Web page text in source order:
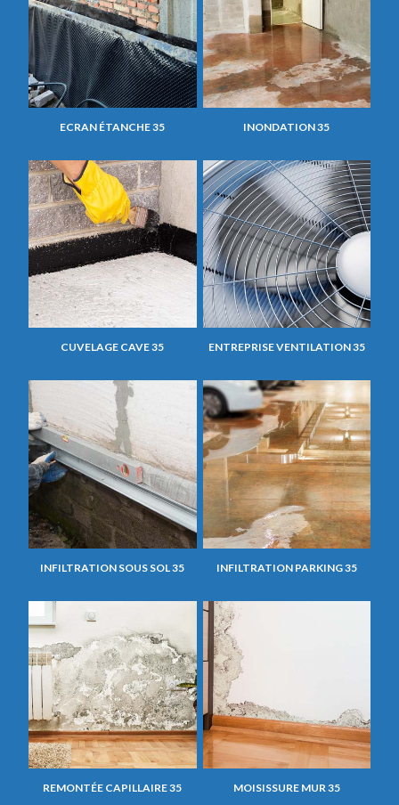
ECRAN ÉTANCHE 35 INONDATION 35
CUVELAGE CAVE 35 ENTREPRISE VENTILATION 35
INFILTRATION SOUS SOL 35 INFILTRATION PARKING 35
REMONTÉE CAPILLAIRE 35 MOISISSURE MUR 35